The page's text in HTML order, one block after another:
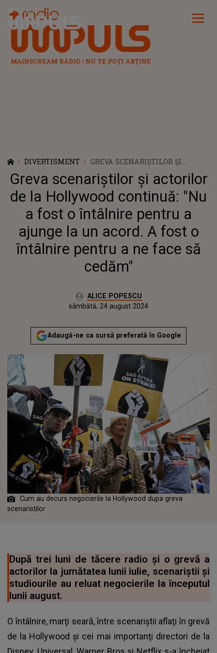
Radio Impuls
DIVERTISMENT
GREVA SCENARIȘTILOR ȘI
ACTORILOR DE LA HOLLYWOOD
CONTINUĂ: "NU A FOST O
ÎNTÂLNIRE PENTRU A AJUNGE
LA UN ACORD. A FOST O
ÎNTÂLNIRE PENTRU A NE FACE
Greva scenariștilor și actorilor
de la Hollywood continuă: "Nu
a fost o întâlnire pentru a
ajunge la un acord. A fost o
întâlnire pentru a ne face să
cedăm"
Autor:ALICE POPESCU
Actualizat:
sâmbătă, 24 august 2024
Adaugă-ne ca sursă preferată în Google
Cum au decurs negocierile la Hollywood dupa greva
scenaristilor
După trei luni de tăcere radio şi o grevă a
actorilor la jumătatea lunii iulie, scenariştii şi
studiourile au reluat negocierile la începutul
lunii august.
O întâlnire, marţi seară, între scenariştii aflaţi în grevă
de la Hollywood şi cei mai importanţi directori de la